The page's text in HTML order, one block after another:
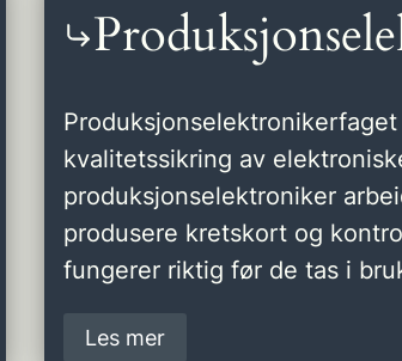
kvalitetssikring av
produksjonselektroniker
produsere kretskort og
fungerer riktig før de tas i
Les mer